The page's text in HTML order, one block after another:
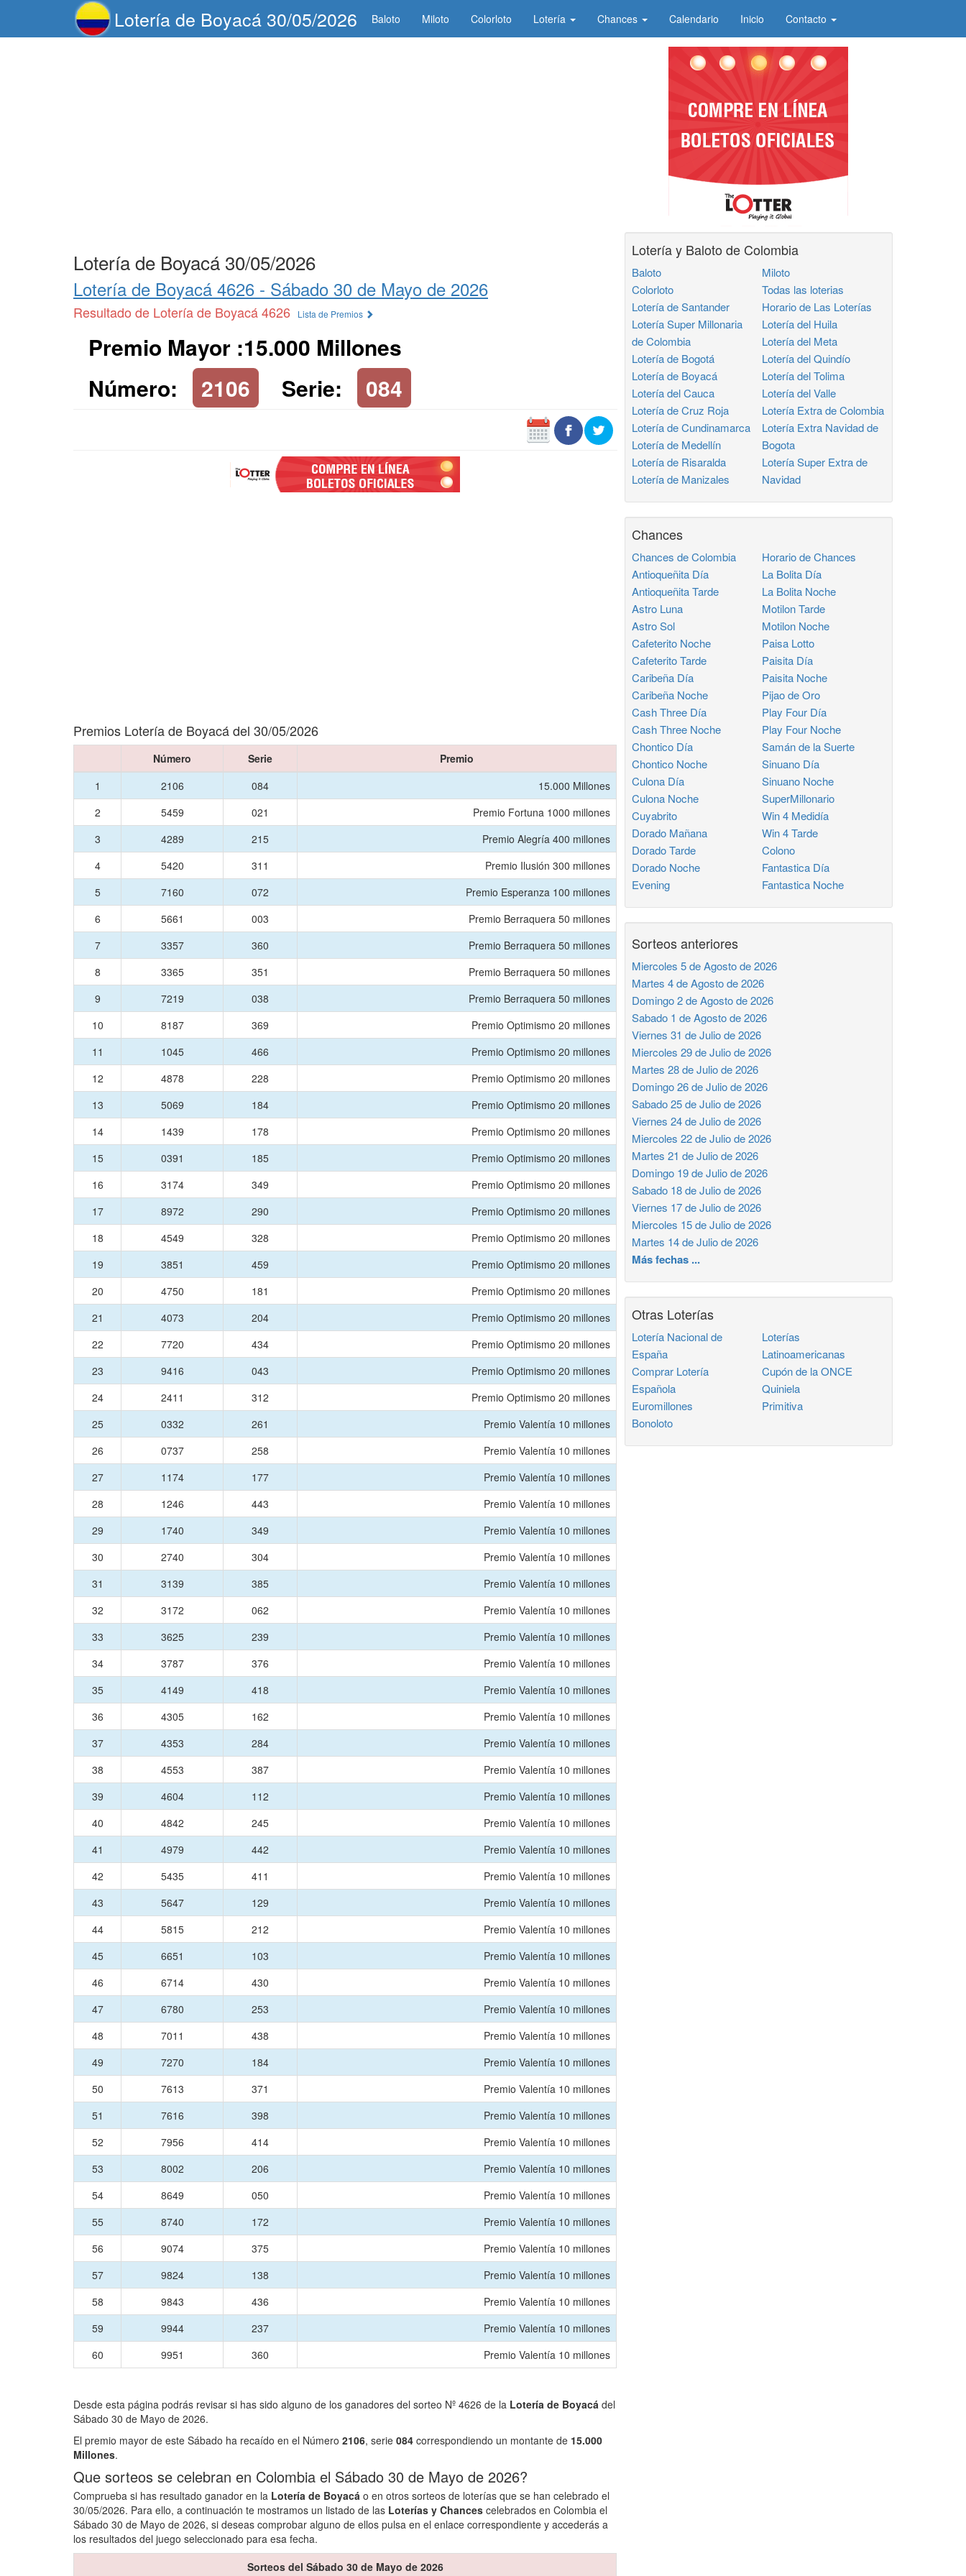
Lotería de Boyacá 30/05/2026 Baloto Miloto Colorloto Lotería Chances Calendario Inicio Contacto
Lotería de Boyacá 30/05/2026
Lotería de Boyacá 4626 - Sábado 30 de Mayo de 2026
Resultado de Lotería de Boyacá 4626 Lista de Premios
Premio Mayor :15.000 Millones
Número:
2106 Serie: 084
Premios Lotería de Boyacá del 30/05/2026
Número Serie
Premio
1
2106 084
15.000 Millones
2
5459 021
Premio Fortuna 1000 millones
3
4289 215
Premio Alegría 400 millones
4
5420 311
Premio Ilusión 300 millones
5
7160 072
Premio Esperanza 100 millones
6
5661 003
Premio Berraquera 50 millones
7
3357 360
Premio Berraquera 50 millones
8
3365 351
Premio Berraquera 50 millones
9
7219 038
Premio Berraquera 50 millones
10
8187 369
Premio Optimismo 20 millones
11
1045 466
Premio Optimismo 20 millones
12
4878 228
Premio Optimismo 20 millones
13
5069 184
Premio Optimismo 20 millones
14
1439 178
Premio Optimismo 20 millones
15
0391 185
Premio Optimismo 20 millones
16
3174 349
Premio Optimismo 20 millones
17
8972 290
Premio Optimismo 20 millones
18
4549 328
Premio Optimismo 20 millones
19
3851 459
Premio Optimismo 20 millones
20
4750 181
Premio Optimismo 20 millones
21
4073 204
Premio Optimismo 20 millones
22
7720 434
Premio Optimismo 20 millones
23
9416 043
Premio Optimismo 20 millones
24
2411 312
Premio Optimismo 20 millones
25
0332 261
Premio Valentía 10 millones
26
0737 258
Premio Valentía 10 millones
27
1174 177
Premio Valentía 10 millones
28
1246 443
Premio Valentía 10 millones
29
1740 349
Premio Valentía 10 millones
30
2740 304
Premio Valentía 10 millones
31
3139 385
Premio Valentía 10 millones
32
3172 062
Premio Valentía 10 millones
33
3625 239
Premio Valentía 10 millones
34
3787 376
Premio Valentía 10 millones
35
4149 418
Premio Valentía 10 millones
36
4305 162
Premio Valentía 10 millones
37
4353 284
Premio Valentía 10 millones
38
4553 387
Premio Valentía 10 millones
39
4604 112
Premio Valentía 10 millones
40
4842 245
Premio Valentía 10 millones
41
4979 442
Premio Valentía 10 millones
42
5435 411
Premio Valentía 10 millones
43
5647 129
Premio Valentía 10 millones
44
5815 212
Premio Valentía 10 millones
45
6651 103
Premio Valentía 10 millones
46
6714 430
Premio Valentía 10 millones
47
6780 253
Premio Valentía 10 millones
48
7011 438
Premio Valentía 10 millones
49
7270 184
Premio Valentía 10 millones
50
7613 371
Premio Valentía 10 millones
51
7616 398
Premio Valentía 10 millones
52
7956 414
Premio Valentía 10 millones
53
8002 206
Premio Valentía 10 millones
54
8649 050
Premio Valentía 10 millones
55
8740 172
Premio Valentía 10 millones
56
9074 375
Premio Valentía 10 millones
57
9824 138
Premio Valentía 10 millones
58
9843 436
Premio Valentía 10 millones
59
9944 237
Premio Valentía 10 millones
60
9951 360 Premio Valentía 10 millones
Desde esta página podrás revisar si has sido alguno de los ganadores del sorteo Nº 4626 de la Lotería de Boyacá del
Sábado 30 de Mayo de 2026.
El premio mayor de este Sábado ha recaído en el Número 2106, serie 084 correspondiendo un montante de 15.000
Millones.
Que sorteos se celebran en Colombia el Sábado 30 de Mayo de 2026?
Comprueba si has resultado ganador en la Lotería de Boyacá o en otros sorteos de loterías que se han celebrado el
30/05/2026. Para ello, a continuación te mostramos un listado de las Loterías y Chances celebrados en Colombia el
Sábado 30 de Mayo de 2026, si deseas comprobar alguno de ellos pulsa en el enlace correspondiente y accederás a
los resultados del juego seleccionado para esa fecha.
Sorteos del Sábado 30 de Mayo de 2026
Lotería y Baloto de Colombia
Baloto
Colorloto
Lotería de Santander
Lotería Super Millonaria
de Colombia
Lotería de Bogotá
Lotería de Boyacá
Lotería del Cauca
Lotería de Cruz Roja
Lotería de Cundinamarca
Lotería de Medellín
Lotería de Risaralda
Lotería de Manizales
Miloto
Todas las loterias
Horario de Las Loterías
Lotería del Huila
Lotería del Meta
Lotería del Quindío
Lotería del Tolima
Lotería del Valle
Lotería Extra de Colombia
Lotería Extra Navidad de
Bogota
Lotería Super Extra de
Navidad
Chances
Chances de Colombia
Antioqueñita Día
Antioqueñita Tarde
Astro Luna
Astro Sol
Cafeterito Noche
Cafeterito Tarde
Caribeña Día
Caribeña Noche
Cash Three Día
Cash Three Noche
Chontico Día
Chontico Noche
Culona Día
Culona Noche
Cuyabrito
Dorado Mañana
Dorado Tarde
Dorado Noche
Evening
Horario de Chances
La Bolita Día
La Bolita Noche
Motilon Tarde
Motilon Noche
Paisa Lotto
Paisita Día
Paisita Noche
Pijao de Oro
Play Four Día
Play Four Noche
Samán de la Suerte
Sinuano Día
Sinuano Noche
SuperMillonario
Win 4 Medidía
Win 4 Tarde
Colono
Fantastica Día
Fantastica Noche
Sorteos anteriores
Miercoles 5 de Agosto de 2026
Martes 4 de Agosto de 2026
Domingo 2 de Agosto de 2026
Sabado 1 de Agosto de 2026
Viernes 31 de Julio de 2026
Miercoles 29 de Julio de 2026
Martes 28 de Julio de 2026
Domingo 26 de Julio de 2026
Sabado 25 de Julio de 2026
Viernes 24 de Julio de 2026
Miercoles 22 de Julio de 2026
Martes 21 de Julio de 2026
Domingo 19 de Julio de 2026
Sabado 18 de Julio de 2026
Viernes 17 de Julio de 2026
Miercoles 15 de Julio de 2026
Martes 14 de Julio de 2026
Más fechas ...
Otras Loterías
Lotería Nacional de
España
Comprar Lotería
Española
Euromillones
Bonoloto
Loterías
Latinoamericanas
Cupón de la ONCE
Quiniela
Primitiva